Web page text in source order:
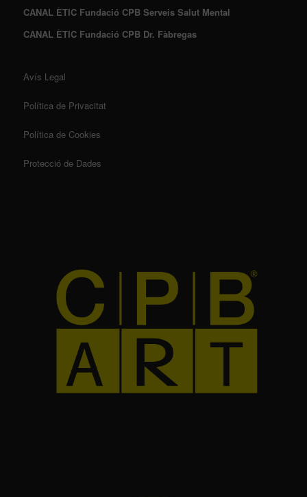
CANAL ÈTIC Fundació CPB Serveis Salut Mental
CANAL ÈTIC Fundació CPB Dr. Fàbregas
Avís Legal
Política de Privacitat
Política de Cookies
Protecció de Dades